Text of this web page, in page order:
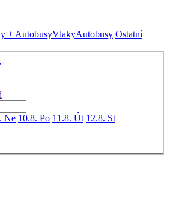
+ AutobusyVlakyAutobusy Ostatní
Ne 10.8. Po 11.8. Út 12.8. St